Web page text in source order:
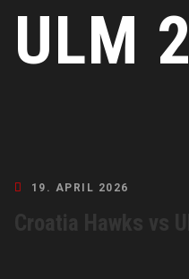
ULM 2
19. APRIL 2026